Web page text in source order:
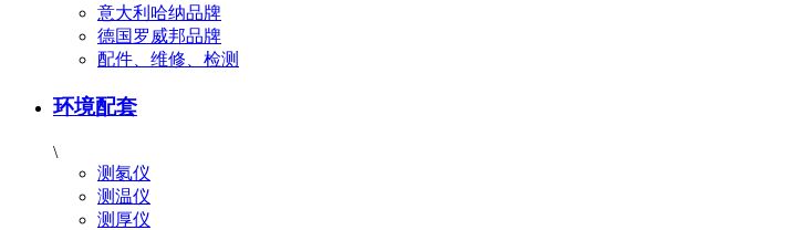
意大利哈纳品牌
德国罗威邦品牌
配件、维修、检测
环境配套
\
测氡仪
测温仪
测厚仪